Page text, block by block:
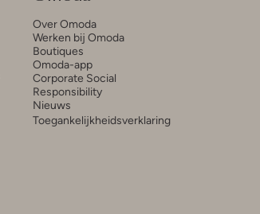
Over Omoda
Werken bij Omoda
Boutiques
Omoda-app
Corporate Social
Responsibility
Nieuws
Toegankelijkheidsverklaring